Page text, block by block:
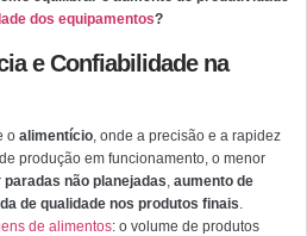
dos equipamentos?
e Confiabilidade na
o alimentício , onde a precisão e a rapidez
produção em funcionamento, o menor
paradas não planejadas aumento de
de qualidade nos produtos finais
de alimentos: o volume de produtos